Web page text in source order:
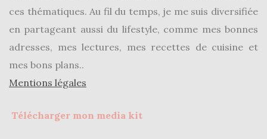
ces thématiques. Au fil du temps, je me suis diversifiée
en partageant aussi du lifestyle, comme mes bonnes
adresses, mes lectures, mes recettes de cuisine et
mes bons plans..
Mentions légales
Télécharger mon media kit